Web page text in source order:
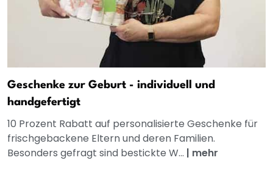
Geschenke zur Geburt - individuell und
handgefertigt
10 Prozent Rabatt auf personalisierte Geschenke für
frischgebackene Eltern und deren Familien.
Besonders gefragt sind bestickte W... | mehr